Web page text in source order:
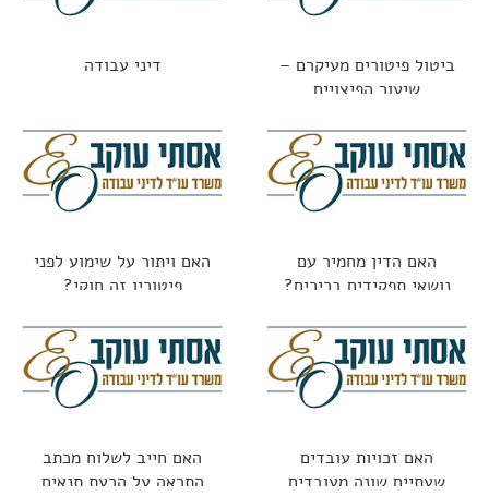
ביטול פיטורים מעיקרם –
שיעור הפיצויים
דיני עבודה
האם הדין מחמיר עם
נושאי תפקידים בכירים?
האם ויתור על שימוע לפני
פיטורין זה חוקי?
האם זכויות עובדים
שעתיים שונה מעובדים
האם חייב לשלוח מכתב
התראה על הרעת תנאים